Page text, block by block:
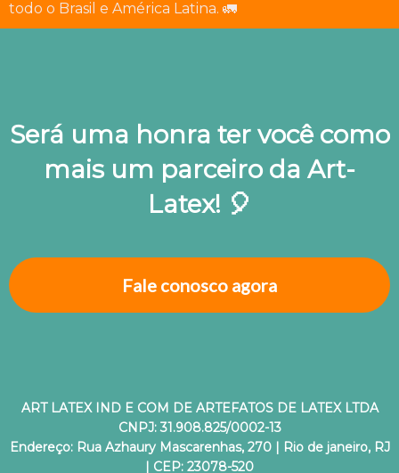
todo o Brasil e América Latina. 🚛
Será uma honra ter você como
mais um parceiro da Art-
Latex! 🎈
Fale conosco agora
ART LATEX IND E COM DE ARTEFATOS DE LATEX LTDA
CNPJ: 31.908.825/0002-13
Endereço: Rua Azhaury Mascarenhas, 270 | Rio de janeiro, RJ
| CEP: 23078-520